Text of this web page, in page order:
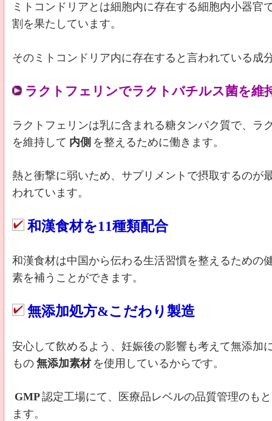
ミトコンドリアとは細胞内に存在する細胞内小器官
割を果たしています。
そのミトコンドリア内に存在すると言われている成
ラクトフェリンでラクトバチルス菌を維
ラクトフェリンは乳に含まれる糖タンパク質で、ラ
を維持して 内側 を整えるために働きます。
熱と衝撃に弱いため、サプリメントで摂取するのが
われています。
和漢食材を11種類配合
和漢食材は中国から伝わる生活習慣を整えるための
素を補うことができます。
無添加処方&こだわり製造
安心して飲めるよう、妊娠後の影響も考えて無添加
もの 無添加素材 を使用しているからです。
GMP認定工場にて、医療品レベルの品質管理のも
ます。